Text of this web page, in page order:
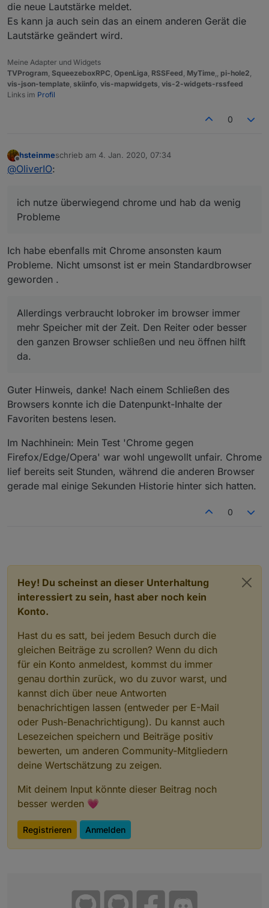
späteren Klicks gemacht.
Beispiel von vielen: oberer Balken aktiv, klick auf den
zweiten wird ignoriert. Dritter und dann zweiter
funktioniert wieder.
die neue Lautstärke meldet.
Es kann ja auch sein das an einem anderen Gerät die
Lautstärke geändert wird.
Meine Adapter und Widgets
TVProgram, SqueezeboxRPC, OpenLiga, RSSFeed, MyTime,, pi-hole2,
vis-json-template, skiinfo, vis-mapwidgets, vis-2-widgets-rssfeed
Links im Profil
0
Offline
hsteinmeschrieb am 4. Jan. 2020, 07:34
zuletzt editiert von
@OliverIO:
ich nutze überwiegend chrome und hab da wenig
Probleme
Ich habe ebenfalls mit Chrome ansonsten kaum
Probleme. Nicht umsonst ist er mein Standardbrowser
geworden .
Allerdings verbraucht Iobroker im browser immer
mehr Speicher mit der Zeit. Den Reiter oder besser
den ganzen Browser schließen und neu öffnen hilft
da.
Guter Hinweis, danke! Nach einem Schließen des
Browsers konnte ich die Datenpunkt-Inhalte der
Favoriten bestens lesen.
Im Nachhinein: Mein Test 'Chrome gegen
Firefox/Edge/Opera' war wohl ungewollt unfair. Chrome
lief bereits seit Stunden, während die anderen Browser
gerade mal einige Sekunden Historie hinter sich hatten.
0
Hey! Du scheinst an dieser Unterhaltung
interessiert zu sein, hast aber noch kein
Konto.
Hast du es satt, bei jedem Besuch durch die
gleichen Beiträge zu scrollen? Wenn du dich
für ein Konto anmeldest, kommst du immer
genau dorthin zurück, wo du zuvor warst, und
kannst dich über neue Antworten
benachrichtigen lassen (entweder per E-Mail
oder Push-Benachrichtigung). Du kannst auch
Lesezeichen speichern und Beiträge positiv
bewerten, um anderen Community-Mitgliedern
deine Wertschätzung zu zeigen.
Mit deinem Input könnte dieser Beitrag noch
besser werden 💗
Registrieren Anmelden